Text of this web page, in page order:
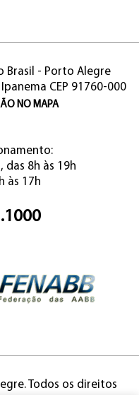
Brasil - Porto Alegre
CEP 91760-000
NO MAPA
das 8h às 19h
às 17h
Todos os direitos